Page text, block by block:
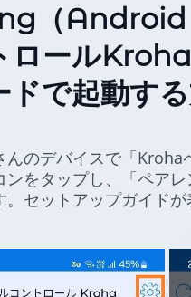
（Android
ロール
ドで起動す
んのデバイスで「
ンをタップし、「ペア
。セットアップガイド